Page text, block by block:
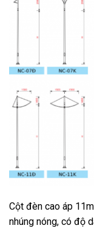
Cột đèn cao áp
nhúng nóng, có độ